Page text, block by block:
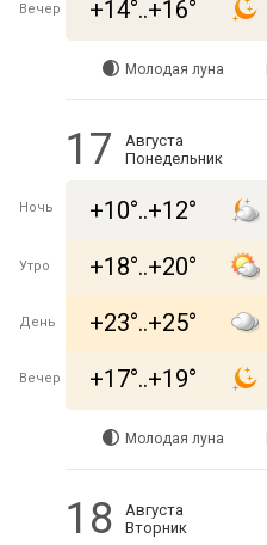
Вечер +14°..+16°
Молодая луна
17
Августа
Понедельник
Ночь +10°..+12°
Утро +18°..+20°
День +23°..+25°
Вечер +17°..+19°
Молодая луна
18
Августа
Вторник